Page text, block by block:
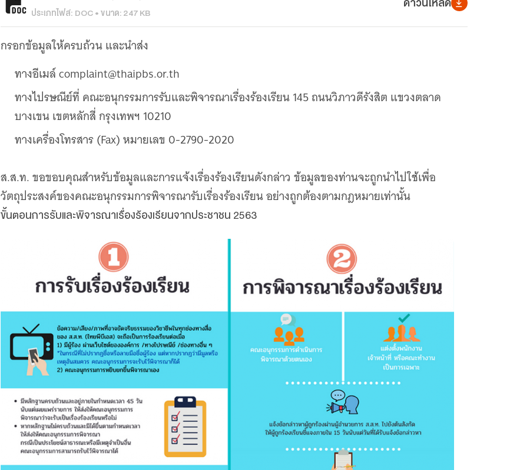
ประเภทไฟล์: DOC • ขนาด: 247 KB
ดาวน์โหลด
กรอกข้อมูลให้ครบถ้วน และนำส่ง
ทางอีเมล์ complaint@thaipbs.or.th
ทางไปรษณีย์ที่ คณะอนุกรรมการรับและพิจารณาเรื่องร้องเรียน 145 ถนนวิภาวดีรังสิต แขวงตลาด
บางเขน เขตหลักสี่ กรุงเทพฯ 10210
ทางเครื่องโทรสาร (Fax) หมายเลข 0-2790-2020
ส.ส.ท. ขอขอบคุณสำหรับข้อมูลและการแจ้งเรื่องร้องเรียนดังกล่าว ข้อมูลของท่านจะถูกนำไปใช้เพื่อ
วัตถุประสงค์ของคณะอนุกรรมการพิจารณารับเรื่องร้องเรียน อย่างถูกต้องตามกฎหมายเท่านั้น
ขั้นตอนการรับและพิจารณาเรื่องร้องเรียนจากประชาชน 2563